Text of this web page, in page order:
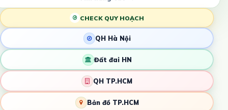
CHECK QUY HOẠCH
QH Hà Nội
Đất đai HN
QH TP.HCM
Bản đồ TP.HCM